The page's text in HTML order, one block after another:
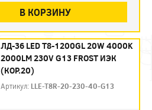
В КОРЗИНУ
ЛД-36 LED Т8-1200GL 20W 4000K
2000LM 230V G13 FROST ИЭК
(КОР.20)
Артикул: LLE-T8R-20-230-40-G13